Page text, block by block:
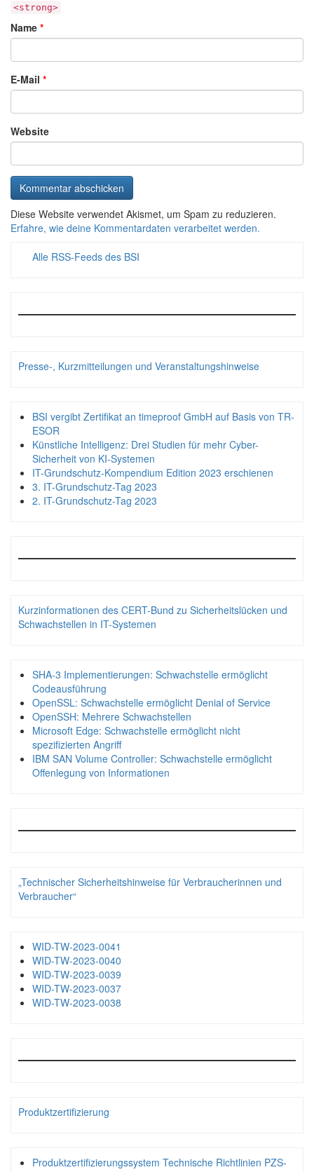
<strong>
Name *
E-Mail *
Website
Diese Website verwendet Akismet, um Spam zu reduzieren.
Erfahre, wie deine Kommentardaten verarbeitet werden.
Alle RSS-Feeds des BSI
Presse-, Kurzmitteilungen und Veranstaltungshinweise
BSI vergibt Zertifikat an timeproof GmbH auf Basis von TR-
ESOR
Künstliche Intelligenz: Drei Studien für mehr Cyber-
Sicherheit von KI-Systemen
IT-Grundschutz-Kompendium Edition 2023 erschienen
3. IT-Grundschutz-Tag 2023
2. IT-Grundschutz-Tag 2023
Kurzinformationen des CERT-Bund zu Sicherheitslücken und
Schwachstellen in IT-Systemen
SHA-3 Implementierungen: Schwachstelle ermöglicht
Codeausführung
OpenSSL: Schwachstelle ermöglicht Denial of Service
OpenSSH: Mehrere Schwachstellen
Microsoft Edge: Schwachstelle ermöglicht nicht
spezifizierten Angriff
IBM SAN Volume Controller: Schwachstelle ermöglicht
Offenlegung von Informationen
„Technischer Sicherheitshinweise für Verbraucherinnen und
Verbraucher“
WID-TW-2023-0041
WID-TW-2023-0040
WID-TW-2023-0039
WID-TW-2023-0037
WID-TW-2023-0038
Produktzertifizierung
Produktzertifizierungssystem Technische Richtlinien PZS-